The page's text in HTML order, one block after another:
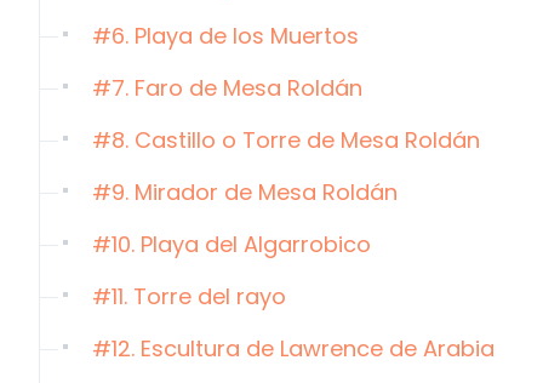
#6. Playa de los Muertos
#7. Faro de Mesa Roldán
#8. Castillo o Torre de Mesa Roldán
#9. Mirador de Mesa Roldán
#10. Playa del Algarrobico
#11. Torre del rayo
#12. Escultura de Lawrence de Arabia